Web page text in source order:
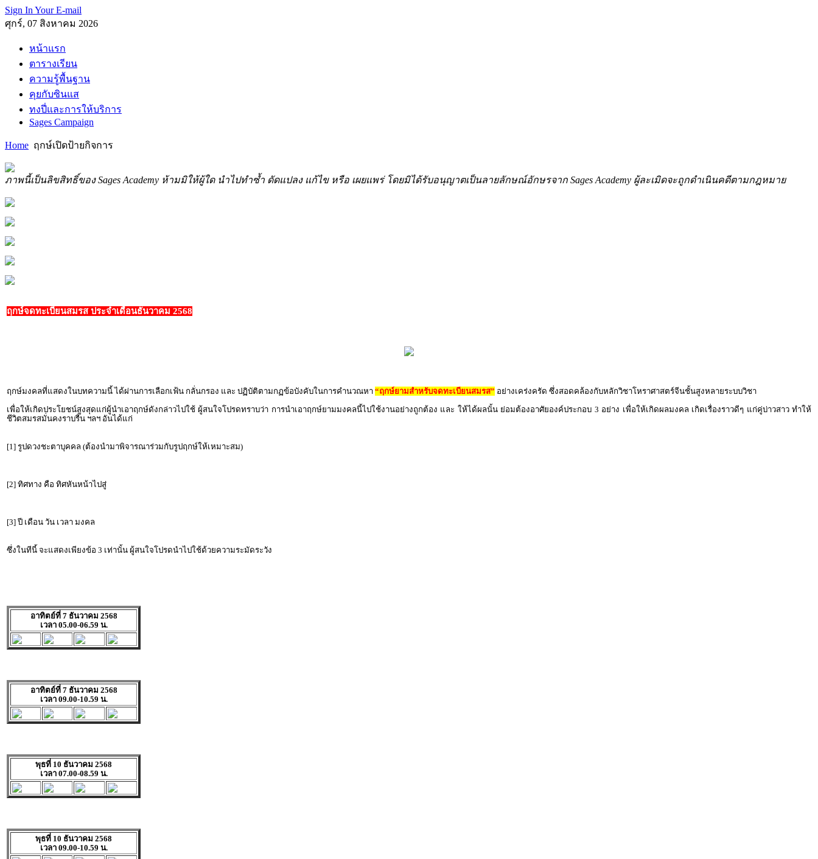
Sign In Your E-mail
ศุกร์, 07 สิงหาคม 2026
หน้าแรก
ตารางเรียน
ความรู้พื้นฐาน
คุยกับซินแส
ทงปี่และการให้บริการ
Sages Campaign
Home ฤกษ์เปิดป้ายกิจการ
ภาพนี้เป็นลิขสิทธิ์ของ Sages Academy ห้ามมิให้ผู้ใด นำไปทำซ้ำ ดัดแปลง แก้ไข หรือ เผยแพร่ โดยมิได้รับอนุญาตเป็นลายลักษณ์อักษรจาก Sages Academy ผู้ละเมิดจะถูกดำเนินคดีตามกฎหมาย
ฤกษ์จดทะเบียนสมรส ประจำเดือนธันวาคม 2568
ฤกษ์มงคลที่แสดงในบทความนี้ ได้ผ่านการเลือกเฟ้น กลั่นกรอง และ ปฏิบัติตามกฏข้อบังคับในการคำนวณหา “ฤกษ์ยามสำหรับจดทะเบียนสมรส” อย่างเคร่งครัด ซึ่งสอดคล้องกับหลักวิชาโหราศาสตร์จีนชั้นสูงหลายระบบวิชา
เพื่อให้เกิดประโยชน์สูงสุดแก่ผู้นำเอาฤกษ์ดังกล่าวไปใช้ ผู้สนใจโปรดทราบว่า การนำเอาฤกษ์ยามมงคลนี้ไปใช้งานอย่างถูกต้อง และ ให้ได้ผลนั้น ย่อมต้องอาศัยองค์ประกอบ 3 อย่าง เพื่อให้เกิดผลมงคล เกิดเรื่องราวดีๆ แก่คู่บ่าวสาว ทำให้
ชีวิตสมรสมั่นคงราบรื่น ฯลฯ อันได้แก่
[1] รูปดวงชะตาบุคคล (ต้องนำมาพิจารณาร่วมกับรูปฤกษ์ให้เหมาะสม)
[2] ทิศทาง คือ ทิศหันหน้าไปสู่
[3] ปี เดือน วัน เวลา มงคล
ซึ่งในทีนี้ จะแสดงเพียงข้อ 3 เท่านั้น ผู้สนใจโปรดนำไปใช้ด้วยความระมัดระวัง
อาทิตย์ที่ 7 ธันวาคม 2568
เวลา 05.00-06.59 น.
อาทิตย์ที่ 7 ธันวาคม 2568
เวลา 09.00-10.59 น.
พุธที่ 10 ธันวาคม 2568
เวลา 07.00-08.59 น.
พุธที่ 10 ธันวาคม 2568
เวลา 09.00-10.59 น.